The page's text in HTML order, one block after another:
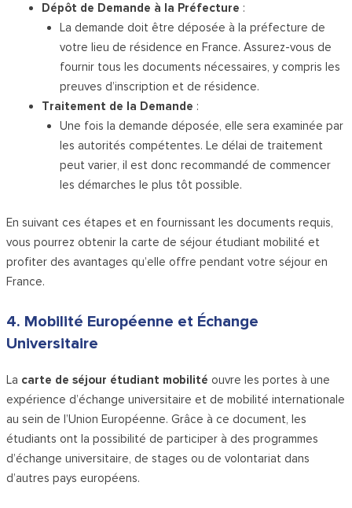
Dépôt de Demande à la Préfecture :
La demande doit être déposée à la préfecture de
votre lieu de résidence en France. Assurez-vous de
fournir tous les documents nécessaires, y compris les
preuves d’inscription et de résidence.
Traitement de la Demande :
Une fois la demande déposée, elle sera examinée par
les autorités compétentes. Le délai de traitement
peut varier, il est donc recommandé de commencer
les démarches le plus tôt possible.
En suivant ces étapes et en fournissant les documents requis,
vous pourrez obtenir la carte de séjour étudiant mobilité et
profiter des avantages qu’elle offre pendant votre séjour en
France.
4. Mobilité Européenne et Échange
Universitaire
La carte de séjour étudiant mobilité ouvre les portes à une
expérience d’échange universitaire et de mobilité internationale
au sein de l’Union Européenne. Grâce à ce document, les
étudiants ont la possibilité de participer à des programmes
d’échange universitaire, de stages ou de volontariat dans
d’autres pays européens.